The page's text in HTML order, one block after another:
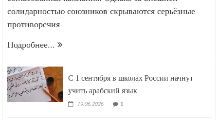
солидарностью союзников скрываются серьёзные
противоречия —
Подробнее...
С 1 сентября в школах России начнут
учить арабский язык
19.06.2026 0